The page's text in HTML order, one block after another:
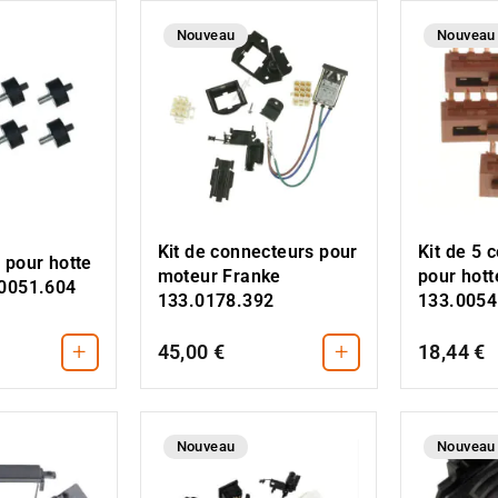
hotte
+
Nouveau
Kit de connecteurs pour
moteur Franke
133.0178.392
45,00 € +
Nouveau
Kit de 5
pour
18,44 €
Nouveau Nouveau